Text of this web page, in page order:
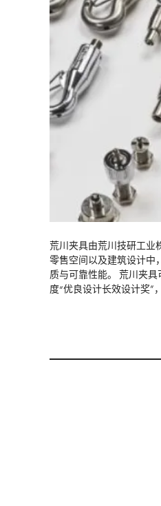
荒川夹具由荒川技研工业
零售空间以及建筑设计中
质与可靠性能。 荒川夹
度“优良设计长效设计奖”